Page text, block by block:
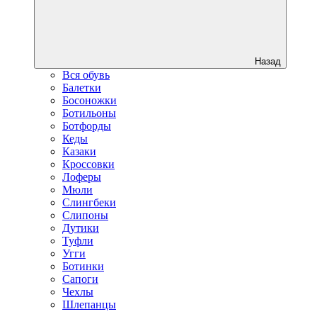
Назад
Вся обувь
Балетки
Босоножки
Ботильоны
Ботфорды
Кеды
Казаки
Кроссовки
Лоферы
Мюли
Слингбеки
Слипоны
Дутики
Туфли
Угги
Ботинки
Сапоги
Чехлы
Шлепанцы